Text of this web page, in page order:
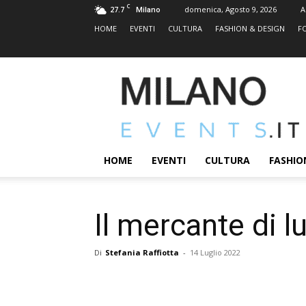
27.7 C Milano domenica, Agosto 9, 2026
HOME
EVENTI CULTURA FASHION & DESIGN
MILANOEVENTS.IT
|
2.0
ed
Eventi
HOME EVENTI CULTURA
Il mercante di
Di Stefania Raffiotta - 14 Luglio 2022